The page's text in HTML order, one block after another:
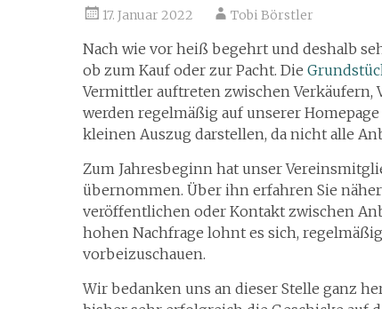
17. Januar 2022 Tobi Börstler
Nach wie vor heiß begehrt und deshalb
ob zum Kauf oder zur Pacht. Die
Vermittler auftreten zwischen Verkäufern,
werden regelmäßig auf unserer
kleinen Auszug darstellen, da nicht alle
Zum Jahresbeginn hat unser
übernommen. Über ihn erfahren Sie
veröffentlichen oder Kontakt zwischen
hohen Nachfrage lohnt es sich,
vorbeizuschauen.
Wir bedanken uns an dieser Stelle ganz